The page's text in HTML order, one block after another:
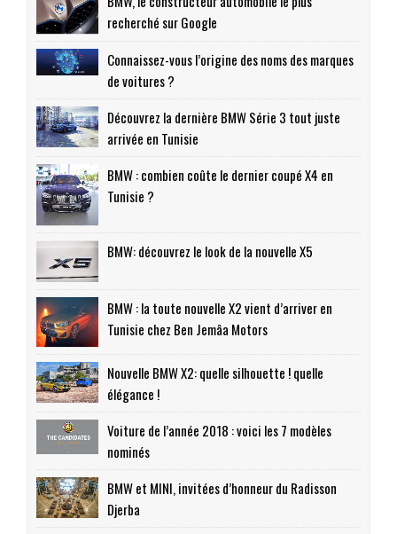
recherché sur Google
Connaissez-vous l’origine des noms des marques
de voitures ?
Découvrez la dernière BMW Série 3 tout juste
arrivée en Tunisie
BMW : combien coûte le dernier coupé X4 en
Tunisie ?
BMW: découvrez le look de la nouvelle X5
BMW : la toute nouvelle X2 vient d’arriver en
Tunisie chez Ben Jemâa Motors
Nouvelle BMW X2: quelle silhouette ! quelle
élégance !
Voiture de l’année 2018 : voici les 7 modèles
nominés
BMW et MINI, invitées d’honneur du Radisson
Djerba